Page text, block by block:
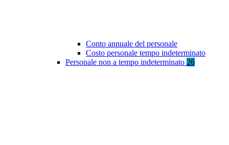
Conto annuale del personale
Costo personale tempo indeterminato
Personale non a tempo indeterminato 26